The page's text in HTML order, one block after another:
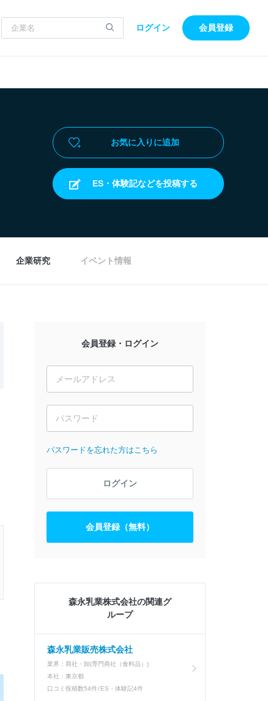
ログイン 会員登録
お気に入りに追加
ES・体験記などを投稿する
企業研究 イベント情報
会員登録・ログイン
パスワードを忘れた方はこちら
ログイン
会員登録（無料）
森永乳業株式会社の関連グ
ループ
森永乳業販売株式会社
業界： 商社・卸(専門商社（食料品）)
本社： 東京都
口コミ投稿数54件 ES・体験記4件